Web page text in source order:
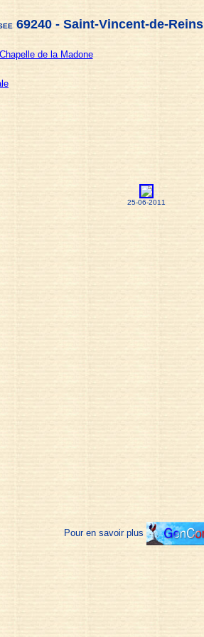
69240 - Saint-Vincent-de-Reins
Chapelle de la Madone
25-06-2011
Pour en savoir plus